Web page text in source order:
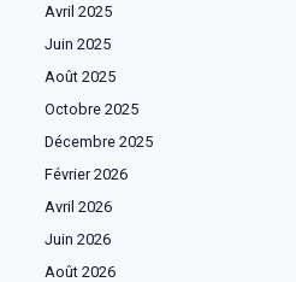
Avril 2025
Juin 2025
Août 2025
Octobre 2025
Décembre 2025
Février 2026
Avril 2026
Juin 2026
Août 2026